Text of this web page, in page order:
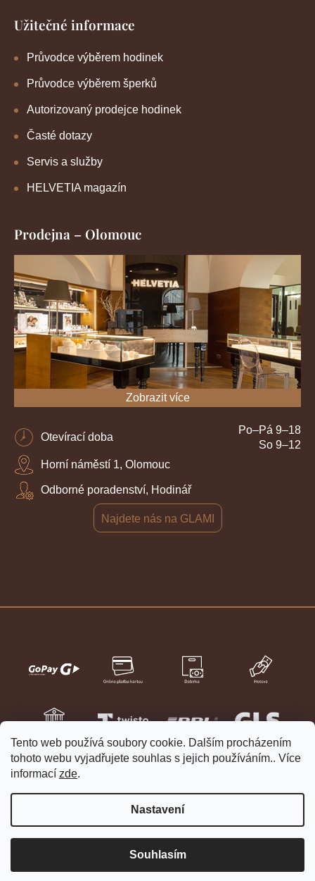
Tento web používá soubory cookie. Dalším procházením
tohoto webu vyjadřujete souhlas s jejich používáním.. Více
informací zde.
Nastavení
Souhlasím
Užitečné informace
Průvodce výběrem hodinek
Průvodce výběrem šperků
Autorizovaný prodejce hodinek
Časté dotazy
Servis a služby
HELVETIA magazín
Prodejna – Olomouc
Zobrazit více
Otevírací doba
Po–Pá 9–18
So 9–12
Horní náměstí 1, Olomouc
Odborné poradenství, Hodinář
Najdete nás na GLAMI
Vytvořil Shoptet
HELVETIA hodinky a šperky